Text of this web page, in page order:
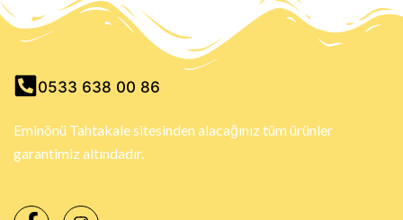
0533 638 00 86
Eminönü Tahtakale sitesinden alacağınız tüm ürünler
garantimiz altındadır.